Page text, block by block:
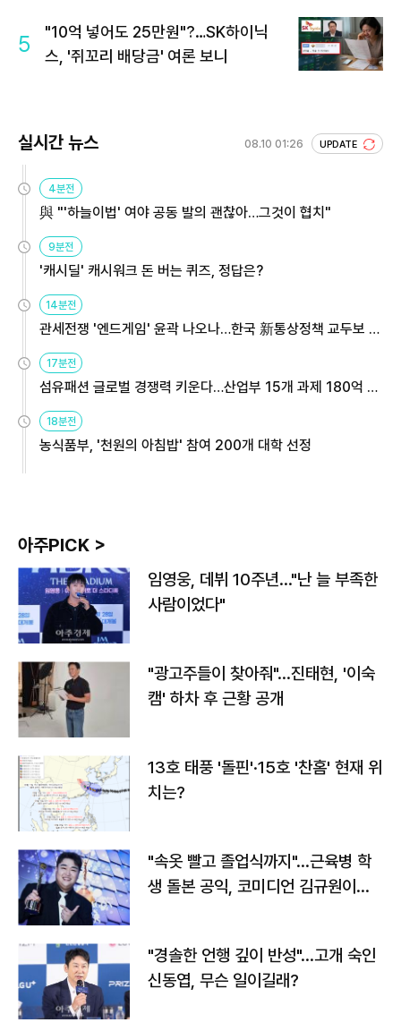
5
"10억 넣어도 25만원"?…SK하이닉
스, '쥐꼬리 배당금' 여론 보니
실시간 뉴스 08.10 01:26 UPDATE
4분전
與 "'하늘이법' 여야 공동 발의 괜찮아…그것이 협치"
9분전
'캐시딜' 캐시워크 돈 버는 퀴즈, 정답은?
14분전
관세전쟁 '엔드게임' 윤곽 나오나…한국 新통상정책 교두보 활
용해야
17분전
섬유패션 글로벌 경쟁력 키운다…산업부 15개 과제 180억 지
원
18분전
농식품부, '천원의 아침밥' 참여 200개 대학 선정
아주PICK >
임영웅, 데뷔 10주년…"난 늘 부족한
사람이었다"
"광고주들이 찾아줘"…진태현, '이숙
캠' 하차 후 근황 공개
13호 태풍 '돌핀'·15호 '찬홈' 현재 위
치는?
"속옷 빨고 졸업식까지"…근육병 학
생 돌본 공익, 코미디언 김규원이었
"경솔한 언행 깊이 반성"…고개 숙인
신동엽, 무슨 일이길래?